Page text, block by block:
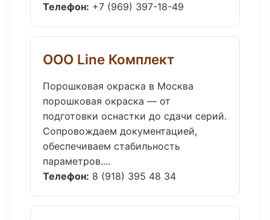
Телефон: +7 (969) 397-18-49
ООО Line Комплект
Порошковая окраска в Москва
порошковая окраска — от
подготовки оснастки до сдачи серий.
Сопровождаем документацией,
обеспечиваем стабильность
параметров....
Телефон: 8 (918) 395 48 34